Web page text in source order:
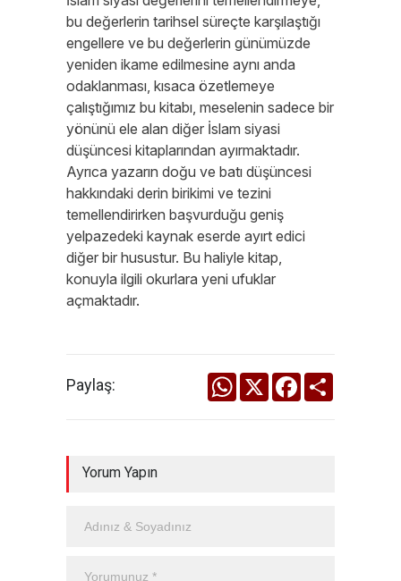
bu değerlerin tarihsel süreçte karşılaştığı
engellere ve bu değerlerin günümüzde
yeniden ikame edilmesine aynı anda
odaklanması, kısaca özetlemeye
çalıştığımız bu kitabı, meselenin sadece bir
yönünü ele alan diğer İslam siyasi
düşüncesi kitaplarından ayırmaktadır.
Ayrıca yazarın doğu ve batı düşüncesi
hakkındaki derin birikimi ve tezini
temellendirirken başvurduğu geniş
yelpazedeki kaynak eserde ayırt edici
diğer bir husustur. Bu haliyle kitap,
konuyla ilgili okurlara yeni ufuklar
açmaktadır.
Paylaş: WhatsApp
X Facebook
Yorum Yapın